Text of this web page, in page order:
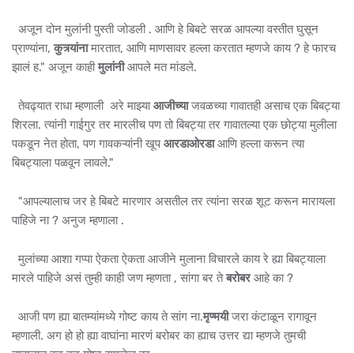
अजून दोन मुलांनी पुस्ती जोडली . आणि हे बिबटे सरळ आपल्या वस्तीत घुसून
प्राण्यांना, कुत्र्यांनामारतात, आणि माणसावर हल्ला करतात म्हणजे काय ? हे फारच
झालं ह." अजून काहीमुलांनीआपले मत मांडले.
तेवढ्यात राधा म्हणाली अरे माझ्याआजीच्याजवळच्या गावातही असाच एक बिबट्या
शिरला. त्यांनी गाईगुर तर मारलीच पण तो बिबट्या तर गावातल्या एक छोट्या मुलीला
पकडून नेत होता, पण गावकऱ्यांनी खूपआरडाओरडाआणि हल्ला करून त्या
बिबट्याला पळवून लावले."
"आपल्यालाच जर हे बिबटे मारणार असतील तर त्यांना सरळ शूट करून मारायला
पाहिजे ना ? अनुज म्हणाला .
मुलांच्या आशा गप्पा ऐकता ऐकता आजीने मुलाना विचारले काय रे ह्या बिबट्याला
मारले पाहिजे असं तुम्ही काही जण म्हणता , सांगा बर तेबरोबरआहे का ?
आजी पण ह्या बातम्यांमध्ये गोष्ट काय ते सांग ना.मृण्मयीजरा कंटाळून रागावून
म्हणाली. अग हो हो ह्या वाघांना मारणं बरोबर का ह्याच उत्तर द्या म्हणजे तुमची